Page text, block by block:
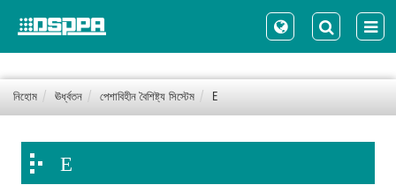
নিহোম ঊর্ধ্বতন পেশাবিহীন বৈশিষ্ট্য সিস্টেম E
E